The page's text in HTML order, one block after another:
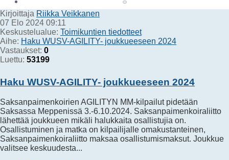
Seuraava
Kirjoittaja Riikka Veikkanen
07 Elo 2024 09:11
Keskustelualue: Toimikuntien tiedotteet
Aihe: Haku WUSV-AGILITY- joukkueeseen 2024
Vastaukset: 0
Luettu: 53199
Haku WUSV-AGILITY- joukkueeseen 2024
Saksanpaimenkoirien AGILITYN MM-kilpailut pidetään
Saksassa Meppenissä 3.-6.10.2024. Saksanpaimenkoiraliitto
lähettää joukkueen mikäli halukkaita osallistujia on.
Osallistuminen ja matka on kilpailijalle omakustanteinen,
Saksanpaimenkoiraliitto maksaa osallistumismaksut. Joukkue
valitsee keskuudesta...